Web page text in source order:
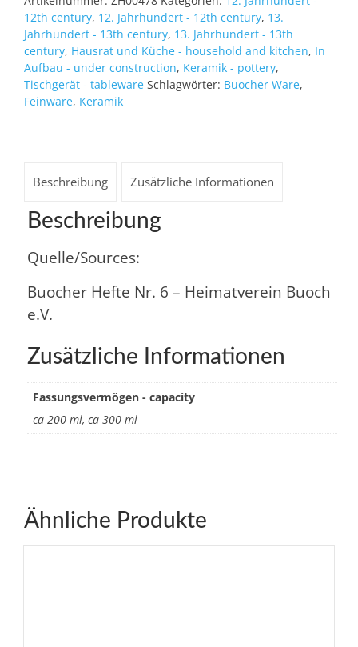
12th century, 12. Jahrhundert - 12th century, 13.
Jahrhundert - 13th century, 13. Jahrhundert - 13th
century, Hausrat und Küche - household and kitchen, In
Aufbau - under construction, Keramik - pottery,
Tischgerät - tableware Schlagwörter: Buocher Ware,
Feinware, Keramik
Beschreibung Zusätzliche Informationen
Beschreibung
Quelle/Sources:
Buocher Hefte Nr. 6 – Heimatverein Buoch
e.V.
Zusätzliche Informationen
Fassungsvermögen - capacity
ca 200 ml, ca 300 ml
Ähnliche Produkte